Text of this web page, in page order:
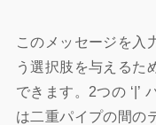
このメッセージを入
う選択肢を与えるた
できます。2つの ‘|’
は二重パイプの間の